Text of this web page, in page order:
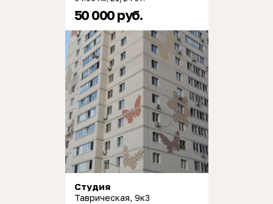
50 000 руб.
Студия
Таврическая, 9к3